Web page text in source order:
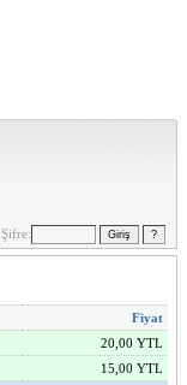
Şifre:
Fiyat
20,00 YTL
15,00 YTL